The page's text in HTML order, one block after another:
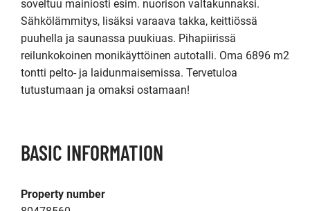
soveltuu mainiosti esim. nuorison valtakunnaksi.
Sähkölämmitys, lisäksi varaava takka, keittiössä
puuhella ja saunassa puukiuas. Pihapiirissä
reilunkokoinen monikäyttöinen autotalli. Oma 6896 m2
tontti pelto- ja laidunmaisemissa. Tervetuloa
tutustumaan ja omaksi ostamaan!
BASIC INFORMATION
Property number